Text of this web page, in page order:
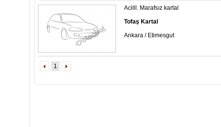
Acilll. Marafsız kartal
Tofaş Kartal
Ankara / Etimesgut
1